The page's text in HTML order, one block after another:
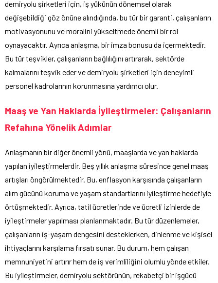
demiryolu şirketleri için, iş yükünün dönemsel olarak
değişebildiği göz önüne alındığında, bu tür bir garanti, çalışanların
motivasyonunu ve moralini yükseltmede önemli bir rol
oynayacaktır. Ayrıca anlaşma, bir imza bonusu da içermektedir.
Bu tür teşvikler, çalışanların bağlılığını artırarak, sektörde
kalmalarını teşvik eder ve demiryolu şirketleri için deneyimli
personel kadrolarının korunmasına yardımcı olur.
Maaş ve Yan Haklarda İyileştirmeler: Çalışanların
Refahına Yönelik Adımlar
Anlaşmanın bir diğer önemli yönü, maaşlarda ve yan haklarda
yapılan iyileştirmelerdir. Beş yıllık anlaşma süresince genel maaş
artışları öngörülmektedir. Bu, enflasyon karşısında çalışanların
alım gücünü koruma ve yaşam standartlarını iyileştirme hedefiyle
örtüşmektedir. Ayrıca, tatil ücretlerinde ve ücretli izinlerde de
iyileştirmeler yapılması planlanmaktadır. Bu tür düzenlemeler,
çalışanların iş-yaşam dengesini desteklerken, dinlenme ve kişisel
ihtiyaçlarını karşılama fırsatı sunar. Bu durum, hem çalışan
memnuniyetini artırır hem de iş verimliliğini olumlu yönde etkiler.
Bu iyileştirmeler, demiryolu sektörünün, rekabetçi bir işgücü